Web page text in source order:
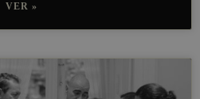
VER »